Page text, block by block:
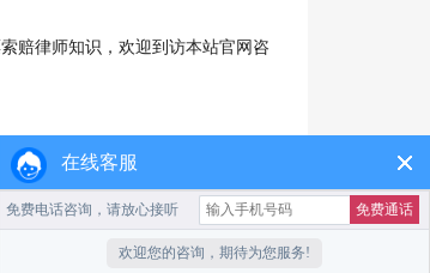
赔律师知识，欢迎到访本站官网咨
在线客服